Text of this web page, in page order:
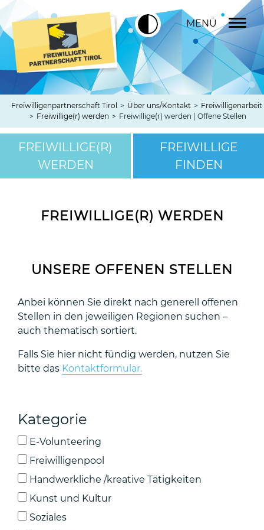
MENÜ
Freiwilligenpartnerschaft Tirol > Über uns/Kontakt > Freiwilligenarbeit
> Freiwillige(r) werden > Freiwillige(r) werden | Offene Stellen
FREIWILLIGE(R)
WERDEN
FREIWILLIGE
FINDEN
FREIWILLIGE(R) WERDEN
UNSERE OFFENEN STELLEN
Anbei können Sie direkt nach generell offenen
Stellen in den jeweiligen Regionen suchen –
auch thematisch sortiert.
Falls Sie hier nicht fündig werden, nutzen Sie
bitte das Kontaktformular.
Kategorie
E-Volunteering
Freiwilligenpool
Handwerkliche /kreative Tätigkeiten
Kunst und Kultur
Soziales